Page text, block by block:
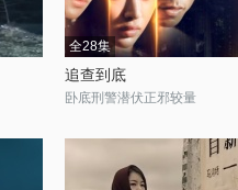
全28集
追查到底
卧底刑警潜伏正邪较量